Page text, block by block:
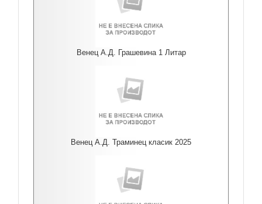
Венец А.Д. Грашевина 1 Литар
Венец А.Д. Траминец класик 2025